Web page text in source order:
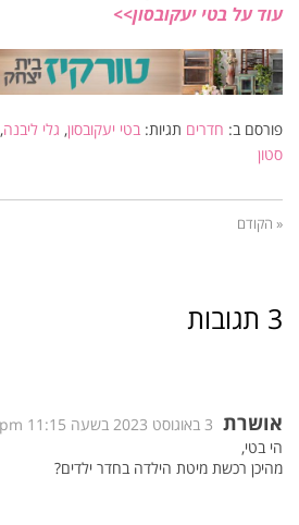
עוד על בטי יעקובסון>>
פורסם ב: חדרים תגיות: בטי יעקובסון, גלי ליבנה,
סטון
« הקודם
3 תגובות
אושרת 3 באוגוסט 2023 בשעה 11:15 pm
הי בטי,
מהיכן רכשת מיטת הילדה בחדר ילדים?